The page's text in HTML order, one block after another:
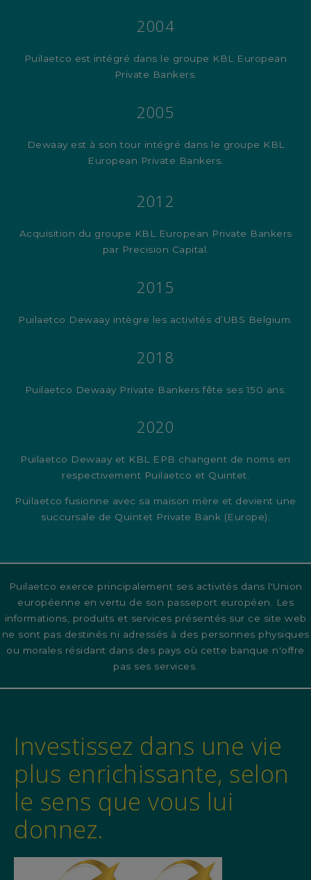
2004
Puilaetco est intégré dans le groupe KBL European
Private Bankers.
2005
Dewaay est à son tour intégré dans le groupe KBL
European Private Bankers.
2012
Acquisition du groupe KBL European Private Bankers
par Precision Capital.
2015
Puilaetco Dewaay intègre les activités d’UBS Belgium.
2018
Puilaetco Dewaay Private Bankers fête ses 150 ans.
2020
Puilaetco Dewaay et KBL EPB changent de noms en
respectivement Puilaetco et Quintet.
Puilaetco fusionne avec sa maison mère et devient une
succursale de Quintet Private Bank (Europe).
Puilaetco exerce principalement ses activités dans l'Union
européenne en vertu de son passeport européen. Les
informations, produits et services présentés sur ce site web
ne sont pas destinés ni adressés à des personnes physiques
ou morales résidant dans des pays où cette banque n'offre
pas ses services.
Investissez dans une vie
plus enrichissante, selon
le sens que vous lui
donnez.